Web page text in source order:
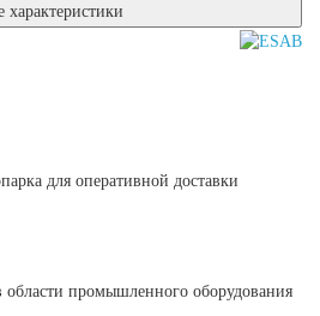
характеристики
для оперативной доставки
области промышленного оборудования